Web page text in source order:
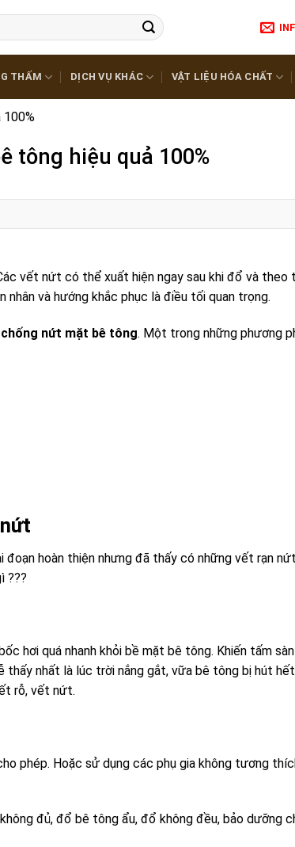
THẤM DỊCH VỤ KHÁC VẬT LIỆU HÓA CHẤT
tông hiệu quả 100%
vết nứt có thể xuất hiện ngay sau khi đổ và theo
và hướng khắc phục là điều tối quan trọng.
chống nứt mặt bê tông. Một trong những phương
hoàn thiện nhưng đã thấy có những vết rạn
???
hơi quá nhanh khỏi bề mặt bê tông. Khiến tấm
thấy nhất là lúc trời nắng gắt, vữa bê tông bị hút
rỗ, vết nứt.
phép. Hoặc sử dụng các phụ gia không tương
đủ, đổ bê tông ẩu, đổ không đều, bảo dưỡng